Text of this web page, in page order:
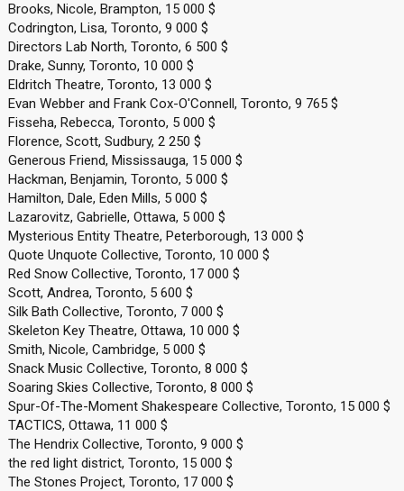
Brooks, Nicole, Brampton, 15 000 $
Codrington, Lisa, Toronto, 9 000 $
Directors Lab North, Toronto, 6 500 $
Drake, Sunny, Toronto, 10 000 $
Eldritch Theatre, Toronto, 13 000 $
Evan Webber and Frank Cox-O'Connell, Toronto, 9 765 $
Fisseha, Rebecca, Toronto, 5 000 $
Florence, Scott, Sudbury, 2 250 $
Generous Friend, Mississauga, 15 000 $
Hackman, Benjamin, Toronto, 5 000 $
Hamilton, Dale, Eden Mills, 5 000 $
Lazarovitz, Gabrielle, Ottawa, 5 000 $
Mysterious Entity Theatre, Peterborough, 13 000 $
Quote Unquote Collective, Toronto, 10 000 $
Red Snow Collective, Toronto, 17 000 $
Scott, Andrea, Toronto, 5 600 $
Silk Bath Collective, Toronto, 7 000 $
Skeleton Key Theatre, Ottawa, 10 000 $
Smith, Nicole, Cambridge, 5 000 $
Snack Music Collective, Toronto, 8 000 $
Soaring Skies Collective, Toronto, 8 000 $
Spur-Of-The-Moment Shakespeare Collective, Toronto, 15 000 $
TACTICS, Ottawa, 11 000 $
The Hendrix Collective, Toronto, 9 000 $
the red light district, Toronto, 15 000 $
The Stones Project, Toronto, 17 000 $